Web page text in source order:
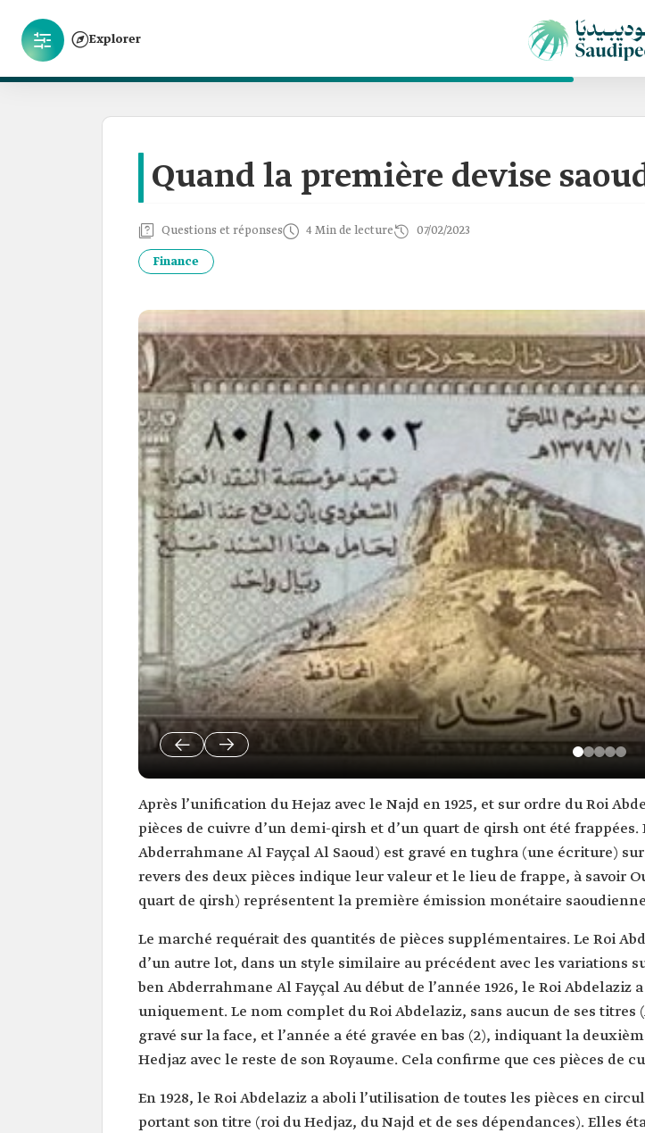
Explorer
Quand la première devise
Questions et réponses 4 Min de lecture 07/02/2023
Finance
Après l’unification du Hejaz avec le Najd en 1925, et sur ordre du Roi
pièces de cuivre d’un demi-qirsh et d’un quart de qirsh ont été
Abderrahmane Al Fayçal Al Saoud) est gravé en tughra (une écriture)
revers des deux pièces indique leur valeur et le lieu de frappe, à savoir
quart de qirsh) représentent la première émission monétaire
Le marché requérait des quantités de pièces supplémentaires. Le Roi
d’un autre lot, dans un style similaire au précédent avec les variations
ben Abderrahmane Al Fayçal Au début de l’année 1926, le Roi
uniquement. Le nom complet du Roi Abdelaziz, sans aucun de ses titres
gravé sur la face, et l’année a été gravée en bas (2), indiquant la
Hedjaz avec le reste de son Royaume. Cela confirme que ces pièces
En 1928, le Roi Abdelaziz a aboli l’utilisation de toutes les pièces en
portant son titre (roi du Hedjaz, du Najd et de ses dépendances). Elles